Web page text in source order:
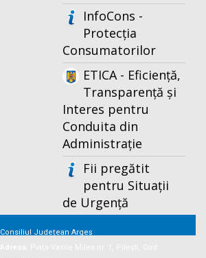
InfoCons -
Protecția
Consumatorilor
ETICA - Eficiență,
Transparență și
Interes pentru
Conduita din
Administrație
Fii pregătit
pentru Situații
de Urgență
Consiliul Județean Argeș